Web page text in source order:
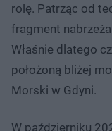
rolę. Patrząc od
fragment
Właśnie dlatego
położoną bliżej
Morski w Gdyni.
W październiku